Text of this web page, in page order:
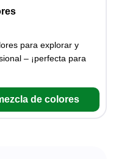
para explorar y
– ¡perfecta para
de colores